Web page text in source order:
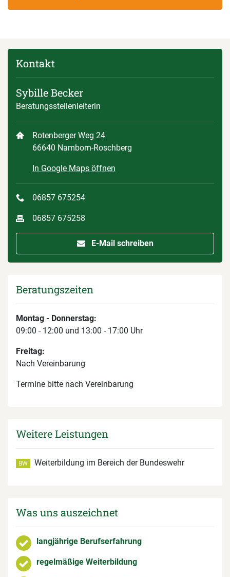
Kontakt
Sybille Becker
Beratungsstellenleiterin
Rotenberger Weg 24
66640 Namborn-Roschberg
In Google Maps öffnen
06857 675254
06857 675258
E-Mail schreiben
Beratungszeiten
Montag - Donnerstag:
09:00 - 12:00 und 13:00 - 17:00 Uhr
Freitag:
Nach Vereinbarung
Termine bitte nach Vereinbarung
Weitere Leistungen
BW Weiterbildung im Bereich der Bundeswehr
Was uns auszeichnet
langjährige Berufserfahrung
regelmäßige Weiterbildung